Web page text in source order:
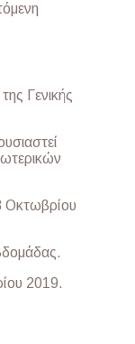
Γενικής
Οκτωβρίου
2019.